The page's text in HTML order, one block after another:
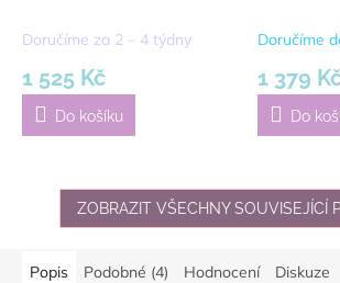
Doručíme za 2 – 4 týdny
1 525 Kč
Do košíku
Doručíme
1 379
Do
ZOBRAZIT VŠECHNY SOUVISEJÍCÍ
Popis Podobné (4) Hodnocení Diskuze